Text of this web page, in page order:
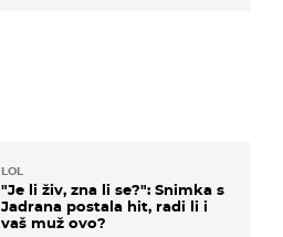
LOL
"Je li živ, zna li se?": Snimka s
Jadrana postala hit, radi li i
vaš muž ovo?